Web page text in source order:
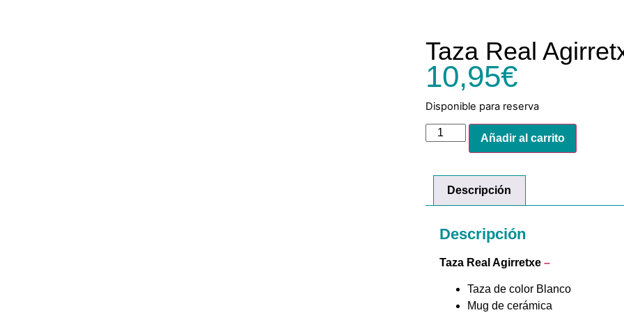
Taza Real
10,95€
Disponible para reserva
Añadir al carrito
Descripción
Descripción
Taza Real Agirretxe–
Taza de color Blanco
Mug de cerámica